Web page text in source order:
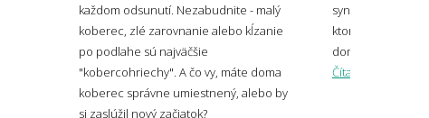
Môžem si nechať vyrobiť koberec s vlastnou
potlačou alebo logom?
každom odsunutí. Nezabudnite - malý
koberec, zlé zarovnanie alebo kĺzanie
po podlahe sú najväčšie
"kobercohriechy". A čo vy, máte doma
koberec správne umiestnený, alebo by
si zaslúžil nový začiatok?
syntetických po
ktorý z nich bude
domov.
Čítať viac